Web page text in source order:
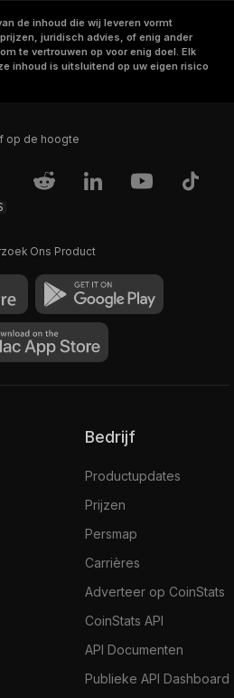
de inhoud die wij leveren vormt
juridisch advies, of enig ander
te vertrouwen op voor enig doel. Elk
inhoud is uitsluitend op uw eigen risico
op de hoogte
Ons Product
Bedrijf
Productupdates
Prijzen
Persmap
Carrières
Adverteer op CoinStats
CoinStats API
API Documenten
Publieke API Dashboard